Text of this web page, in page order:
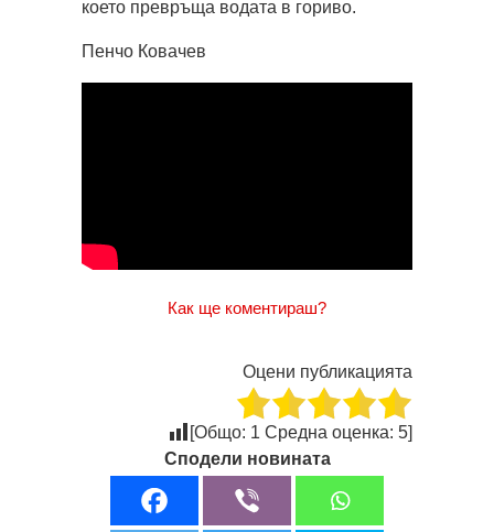
което превръща водата в гориво.
Пенчо Ковачев
Как ще коментираш?
Оцени публикацията
[Общо: 1 Средна оценка: 5]
Сподели новината